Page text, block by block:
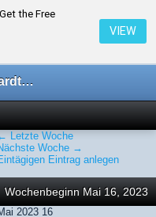
the Free
VIEW
USB - The Hardtechno Family
Letzte Woche
Woche →
Eintrag anlegen
Wochenbeginn Mai 16, 2023
2023 16